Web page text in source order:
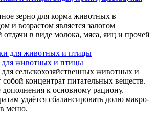
зерно для корма животных в
и возрастом является залогом
отдачи в виде молока, мяса, яиц и прочей
животных и птицы
сельскохозяйственных животных и
концентрат питательных веществ.
дополнения к основному рациону.
удаётся сбалансировать долю макро-
меню.